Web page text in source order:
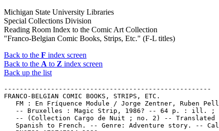
Michigan State University Libraries
Special Collections Division
Reading Room Index to the Comic Art Collection
"Franco-Belgian Comic Books, Strips, Etc." (F-L titles)
Back to the F index screen
Back to the A to Z index screen
Back up the list
-----------------------------------------------------
FRANCO-BELGIAN COMIC BOOKS, STRIPS, ETC.
   FM : En Fríquence Module / Jorge Zentner, Ruben Pellejero.
   -- Bruxelles : Magic Strip, 1986? -- 64 p. : ill. ; 30 cm.
   -- (Collection Cargo de Nuit ; no. 2) -- Translated from
   Spanish to French. -- Genre: Adventure story. -- Call no.:
   PN6790.A73Z4F214 1986
-----------------------------------------------------
FRANCO-BELGIAN COMIC BOOKS, STRIPS, ETC.
   La Fabuleuse Histoire de Mickey / Walt Disney. -- Paris? :
   Le Livre de Paris, 1970. -- 270 p. : ill. (chiefly col.) ;
   36 cm. -- Collects and translates Mickey Mouse comic
   strips.
   1. Funny animal comics. I. Mickey Mouse. French. a. French
   comics. Call no.: PN6728f.M46F3 1970
-----------------------------------------------------
FRANCO-BELGIAN COMIC BOOKS, STRIPS, ETC.
   Faces de Rat / Ptiluc. -- Paris : Vents d'Ouest, 1987. --
   48 p. : col. ill. ; 30 cm.
   1. Rats--Caricatures and cartoons. 2. French comics. I.
   Ptiluc. II. Vents d'Ouest. Call no.: PN6747f.P75F3 1987
-----------------------------------------------------
FRANCO-BELGIAN COMIC BOOKS, STRIPS, ETC.
   Fanny Hill : Femme de Plaisir / adaptation, J. M. Lo Duca ;
   dessins, Philippe Cavell. -- Paris : D. Leroy, 1988. -- 56
   p. : ill. (some col.) ; 33 cm. -- (Enfer dans la BD) -- At
   head of title: John Cleland. -- Call no.: PR3348.C65M45
   1988
-----------------------------------------------------
FRANCO-BELGIAN COMIC BOOKS, STRIPS, ETC.
   Fatal. -- Neuilly, France : Rhodos-Presse,  . -- ill. ; 18
   cm. -- Monthly. -- Description based on no. 7 (1974); title
   from cover. -- LIBRARY HAS: no. 7.
   1. Adventure story comics. a. French comics. Call no.:
   PN6748.F3
-----------------------------------------------------
FRANCO-BELGIAN COMIC BOOKS, STRIPS, ETC.
   Les Fauves / Rouge & Greg. -- Paris : Dargaud, 1990. -- 48
   p. : col. ill. ; 30 cm. -- (Comanche ; 11)
   1. Western comic books, strips, etc. 2. French comics. I.
   Rouge. II. Greg. III. Series. IV. Dargaud. Call no.:
   PN6747.R7F3 1990
-----------------------------------------------------
FRANCO-BELGIAN COMIC BOOKS, STRIPS, ETC.
   Felina / scénario, Victor Mora ; dessins, Annie Goetzinger.
   -- Grenoble : J. Glénat, 1979. -- 44 p. : col. ill. ; 30
   cm. -- Translated from Spanish to French.
   1. French comics. 2. Superheroine comics. 3. Spanish
   comics. I. Mora, Victor, 1931- II. Goetzinger, Annie. III.
   Glénat, J. Call no.: PN6777.M58F414 1979
-----------------------------------------------------
FRANCO-BELGIAN COMIC BOOKS, STRIPS, ETC.
   La Femme du Magicien / Charyn, Boucq. -- Tournai :
   Casterman, 1986. -- 85 p. : col. ill. ; 30 cm. -- (Studio à
   Suivre) -- Call no.: PN6747.C47 F4 1986
-----------------------------------------------------
FRANCO-BELGIAN COMIC BOOKS, STRIPS, ETC.
   Les Femmes en Blanc / dessin, Bercovici ; scénario, Cauvin.
   -- Marcinelle-Charleroi : Dupuis, 1986. -- 48 p. : col.
   ill. ; 30 cm. -- (Les Femmes en Blanc ; no. 1) -- CONTENTS:
   On n'est jamais mieux servi que par soi-même ; Fais dodo ;
   T'as de beaux yeaux, tu sais ; Entre chien et chat ; Puzzle
   Toubib à Hollywood ; De vie à trépas ; Revenez deux mains ;
   Piquet de greffe ; Ciel! Vous perdez la tête! ; Tirez la
   langue ; Revendications. -- Characters: Nurses. -- Call
   no.: PN6747.C28F4 1986
-----------------------------------------------------
FRANCO-BELGIAN COMIC BOOKS, STRIPS, ETC.
   La Fille de Wolfland / texte de Barreiro ; dessin de
   Saudelli. -- Paris : Dargaud Editeur, 1985. -- 64 p. : col.
   ill. ; 32 cm. -- Translated from Italian to French. --
   Genre: War. -- Call no.: PN6767.B36F514 1985
-----------------------------------------------------
FRANCO-BELGIAN COMIC BOOKS, STRIPS, ETC.
   La Fille du Fleuve / Lacaf ; Moriquand. -- Grenoble :
   Glénat, 1989. -- 48 p. : col. ill. ; 30 cm. -- (Les
   Pêcheurs d'Étoiles ; t. 1) -- About the Rhône River valley.
   -- Call no.: DC611.R478L3 1989
-----------------------------------------------------
FRANCO-BELGIAN COMIC BOOKS, STRIPS, ETC.
   La Fille et la Tortue / Patrick Cothias ; Olivier Taffin.
   -- Paris : Dargaud, 1983. -- 48 p. : col. ill. ; 30 cm. --
   (Orn) (Histoires Fantastiques)
   1. Fantasy comics. I. Cothias, Patrick. II. Taffin,
   Olivier. III. Series. IV. Series 2. a. French comics. Call
   no.: PN6748f.O76F54 1984
-----------------------------------------------------
FRANCO-BELGIAN COMIC BOOKS, STRIPS, ETC.
   Fils de Chine / Paul Gillon, Roger Lecureux. -- Grenoble :
   Editions Jacques Glénat, 1978. -- 156 p. : ill. ; 29 cm. --
   Genre: Adventure story. -- Subject: China. -- Call no.:
   PN6747.G4F5 1978
-----------------------------------------------------
FRANCO-BELGIAN COMIC BOOKS, STRIPS, ETC.
   Fluide Glacial. -- Paris : Editions Audie, . -- ill. ; 29
   cm. -- LIBRARY HAS: no. 33-34, 38, 40-41, 49, 53, 62,
   84-85, 87-120, 122-126, 128-135, 137-192, 194-211, 213-223
   (1979-1995). -- Call no.: PN6748.F55
-----------------------------------------------------
FRANCO-BELGIAN COMIC BOOKS, STRIPS, ETC.
   Fog. -- Tourcoing, France : Aredit-Universo, 1979-  . --
   ill. (part col.) ; 24 cm. -- Title from cover. -- LIBRARY
   HAS: no. 1.
   1. Adventure story comics. a. French comics. Call no.:
   PN6748.F58
------------------------------------------------------
FRANCO-BELGIAN COMIC BOOKS, STRIPS, ETC.
   El Forastero / Tito. -- Grenoble : Glenat, 1985. -- 47 p. :
   col. ill. ; 30 cm. -- (Soledad ; t. 3)
   1. French comics. I. Tito. II. Series. III. Glenat. Call
   no.: PN6747.T57F6 1985
-----------------------------------------------------
FRANCO-BELGIAN COMIC BOOKS, STRIPS, ETC.
   La Forêt d'Acier / Eddy Paape ; Greg. -- Neuilly s/Seine :
   Dargaud Editeur, 1973. -- 46 p. : col. ill. ; 30 cm. --
   (Luc Orient ; 5) -- First published in Tintin. -- Genre:
   Science fiction. -- Call no.: PN6748.L78F6 1973
-----------------------------------------------------
FRANCO-BELGIAN COMIC BOOKS, STRIPS, ETC.
   La Forge de Vulcain / par Roger Leloup. -- Paris : J'ai Lu,
   1988. -- 123 p. : col. ill. ; 18 cm. -- (Yoko Tsuno) (J'ai
   Lu BD ; 67)
   1. Science fiction comic books, strips, etc. I. Leloup,
   Roger. II. Series. III. Series 2. a. French comics. Call
   no.: PN6747.L37F6 1988
------------------------------------------------------
FRANCO-BELGIAN COMIC BOOKS, STRIPS, ETC.
   Fort Wheeling / Hugo Pratt. -- Paris : Casterman, 1976. --
   111 p. : ill. ; 30 cm. -- (Les Grands Romans de la Bande
   Dessinee)
   1. Western comic books, strips, etc. 2. French comics. 3.
   Italian comics. I. Pratt, Hugo. II. Series. III. Casterman.
   Call no.: PN6767.P7F6 1976
-----------------------------------------------------
FRANCO-BELGIAN COMIC BOOKS, STRIPS, ETC.
   La Forteresse des Neiges / textes, Corteggiani ; dessins,
   Tranchand. -- Grenoble : Glénat, 1981. -- 47 p. : col. ill.
   ; 30 cm. -- (Bastos et Zakousky ; 2) -- Genre: War. -- Call
   no.: PN6747.C59F6 1981
-----------------------------------------------------
FRANCO-BELGIAN COMIC BOOKS, STRIPS, ETC.
   Francis Drake, un Corsaire Autour du Monde / dessin de
   Guido Crepax ; scenario d'Andre Berelowitch. Mendana et
   Queiros, Pilotes des Mers du Sud / dessin de Raymond Poivet
   ; scenario de Francois Lambert. -- Paris : Bandes Dessinees
   Larousse, 1979. -- p. 531-576 : col. ill. ; 29 cm. -- (La
   Decouverte du Monde en Bandes Dessinees ; no. 12) -- Cover
   title: Un Corsaire Drake.
   1. Drake, Francis, Sir, 1540?-1596--Comic books, strips,
   etc. 2. Mendana de Neira, Alvaro, d. 1595--Comic books,
   strips, etc. 3. Queiros, Pedro Fernandes de, d. 1615--Comic
   books, strips, etc. 4. French comics. I. Crepax, Guido. II.
   Berelowitch, Andre. III. Poivet, Raymond. IV. Lambert,
   Francois. V. Mendana et Queiros, Pilotes des Mers du Sud.
   VI. Un Corsaire Drake. VII. Series. Call no.: PN6746f.D4N32
   1979
-----------------------------------------------------
FRANCO-BELGIAN COMIC BOOKS, STRIPS, ETC.
   La Frontière de la Vie / par Roger Leloup. -- Paris :
   Editions J'ai Lu, 1988. -- 123 p. : col. ill. ; 18 cm. --
   (Yoko Tsuno) -- (J'ai Lu BD ; 96) -- Science fiction. --
   Call no.: PN6747.L37F7 1988
-----------------------------------------------------
FRANCO-BELGIAN COMIC BOOKS, STRIPS, ETC.
   La Fugue d'Aria : une Histoire du Journal Tintin / M.
   Weyland. -- Bruxelles : Editions du Lombard, 1982. -- 46 p.
   : col. ill. ; 30 cm. -- (Aria ; 1)
   1. Belgian comics. 2. Fantasy comics. I. Weyland, M.
   (Michel), 1947- II. Series. III. Editions du Lombard. Call
   no.: PN6747.W4F8 1982
-----------------------------------------------------
FRANCO-BELGIAN COMIC BOOKS, STRIPS, ETC.
   La Fugue d'Aria / Michel Weyland. -- Paris : J'ai Lu, 1987.
   -- 125 p. : col. ill. ; 18 cm. -- (J'ai Lu BD ; 40) (Aria)
   1. Fantasy comics. I. Weyland, M. (Michel), 1947-  II.
   Series. III. Series 2. a. French comics. Call no.:
   PN6747.W4F8 1987
------------------------------------------------------
FRANCO-BELGIAN COMIC BOOKS, STRIPS, ETC.
   Futt et Fil : Le Salaire de la Fleur / scenario et dessins,
   F. Ibanez. -- Tourcoing : Aredit, 1986. -- 49 p. : col.
   ill. ; 29 cm.
   1. Spy comics. I. Ibanez, F. (Francisco)  II. Le Salaire de
   la Fleur. a. French comics. Call no.: PN6748.F8S3 1986
-----------------------------------------------------
FRANCO-BELGIAN COMIC BOOKS, STRIPS, ETC.
   La Gaffe Fait des Degats / par Franquin et Jidéhem. --
   Paris : Editions J'ai Lu, 1991. -- 121 p. : col. ill. ; 18
   cm. -- (Gaston ; 9) -- (J'ai Lu BD ; 208) -- "Edition
   enrichie de gags inédits".
   1. French comics. I. Franquin. II. Jidéhem, 1935- III.
   Series (2). IV. Editions J'ai Lu. Call no.: PN6747.F67 G3
   1991
----------------------------------------------------
FRANCO-BELGIAN COMIC BOOKS, STRIPS, ETC.
   Gags de Boule & Bill. no. 2 / Roba. -- Paris : Editions
   Presses Pocket, 1988. -- 124 p. : col. ill. ; 18 cm. --
   (Pocket B.D. ; 7016)
   1. Fu